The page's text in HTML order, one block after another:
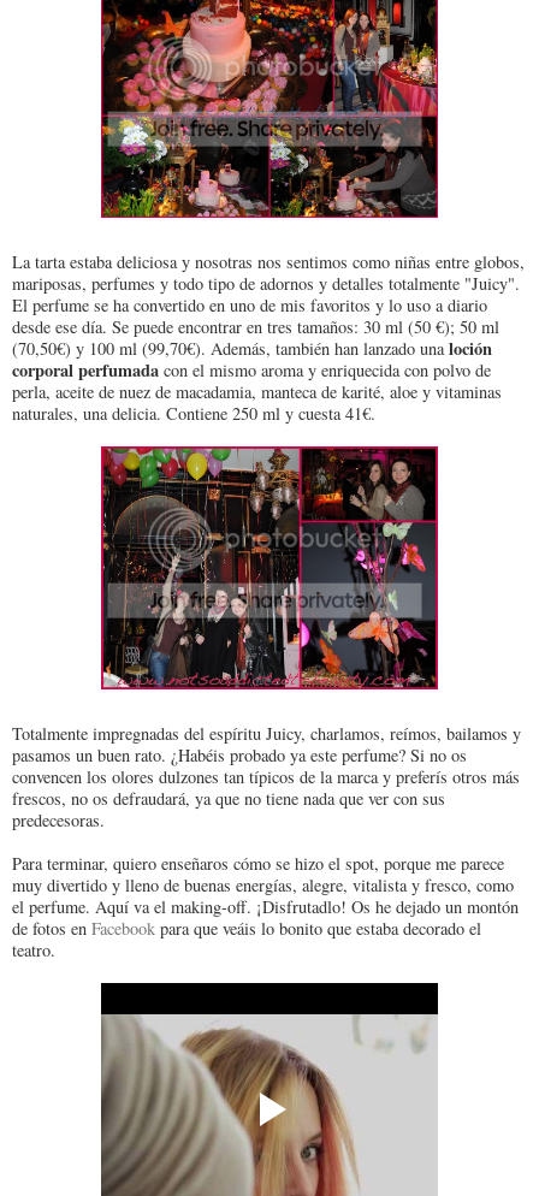
La tarta estaba deliciosa y nosotras nos sentimos como niñas entre globos,
mariposas, perfumes y todo tipo de adornos y detalles totalmente "Juicy".
El perfume se ha convertido en uno de mis favoritos y lo uso a diario
desde ese día. Se puede encontrar en tres tamaños: 30 ml (50 €); 50 ml
(70,50€) y 100 ml (99,70€). Además, también han lanzado unaloción
corporal perfumada con el mismo aroma y enriquecida con polvo de
perla, aceite de nuez de macadamia, manteca de karité, aloe y vitaminas
naturales, una delicia. Contiene 250 ml y cuesta 41€.
Totalmente impregnadas del espíritu Juicy, charlamos, reímos, bailamos y
pasamos un buen rato. ¿Habéis probado ya este perfume? Si no os
convencen los olores dulzones tan típicos de la marca y preferís otros más
frescos, no os defraudará, ya que no tiene nada que ver con sus
predecesoras.
Para terminar, quiero enseñaros cómo se hizo el spot, porque me parece
muy divertido y lleno de buenas energías, alegre, vitalista y fresco, como
el perfume. Aquí va el making-off. ¡Disfrutadlo! Os he dejado un montón
de fotos en Facebook para que veáis lo bonito que estaba decorado el
teatro.